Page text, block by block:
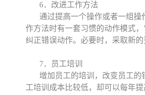
6．改进工作方法
通过提高一个操作或者一组
作方法时有一套习惯的动作模式
纠正错误动作。必要时，采取新
7．员工培训
增加员工的培训，改变员工
工培训成本比较低，却可以每年提